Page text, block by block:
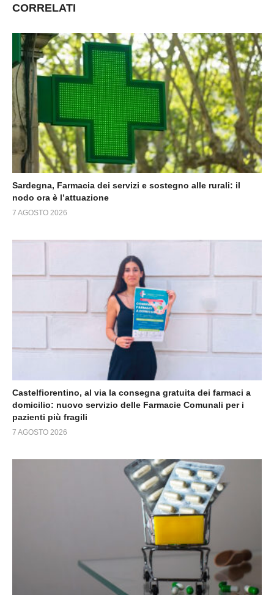
CORRELATI
Sardegna, Farmacia dei servizi e sostegno alle rurali: il
nodo ora è l’attuazione
7 AGOSTO 2026
Castelfiorentino, al via la consegna gratuita dei farmaci a
domicilio: nuovo servizio delle Farmacie Comunali per i
pazienti più fragili
7 AGOSTO 2026